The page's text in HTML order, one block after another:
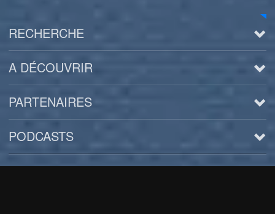
RECHERCHE
A DÉCOUVRIR
PARTENAIRES
PODCASTS
Arts